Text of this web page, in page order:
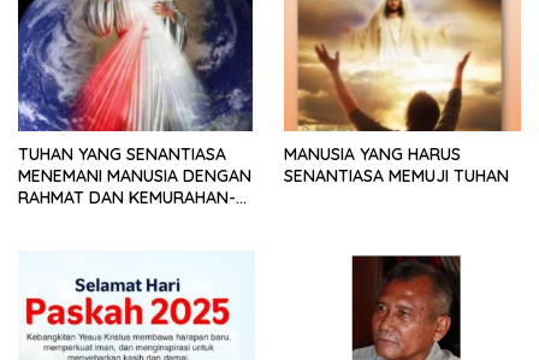
TUHAN YANG SENANTIASA
MENEMANI MANUSIA DENGAN
RAHMAT DAN KEMURAHAN-
MANUSIA YANG HARUS
SENANTIASA MEMUJI TUHAN